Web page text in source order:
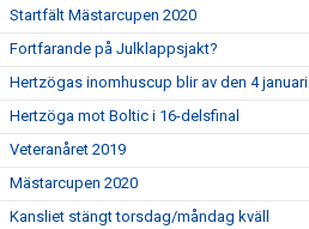
Startfält Mästarcupen 2020
Fortfarande på Julklappsjakt?
Hertzögas inomhuscup blir av den 4 januari
Hertzöga mot Boltic i 16-delsfinal
Veteranåret 2019
Mästarcupen 2020
Kansliet stängt torsdag/måndag kväll